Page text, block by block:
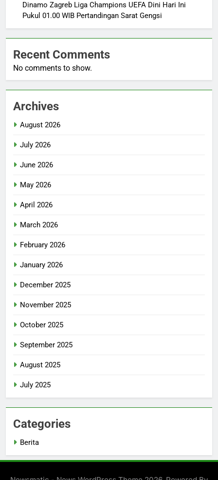
Dinamo Zagreb Liga Champions UEFA Dini Hari Ini
Pukul 01.00 WIB Pertandingan Sarat Gengsi
Recent Comments
No comments to show.
Archives
August 2026
July 2026
June 2026
May 2026
April 2026
March 2026
February 2026
January 2026
December 2025
November 2025
October 2025
September 2025
August 2025
July 2025
Categories
Berita